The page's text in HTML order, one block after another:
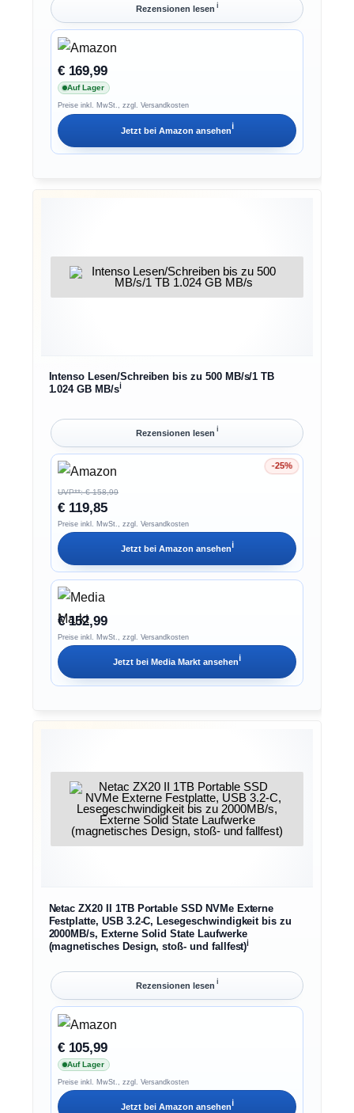
Rezensionen lesen ℹ︎
€ 169,99
Auf Lager
Preise inkl. MwSt., zzgl. Versandkosten
Jetzt bei Amazon ansehenℹ︎
Intenso Lesen/Schreiben bis zu 500 MB/s/1 TB
1.024 GB MB/sℹ︎
Rezensionen lesen ℹ︎
-25%
Ersparnis 25%
UVP**: € 158,99
€ 119,85
Preise inkl. MwSt., zzgl. Versandkosten
Jetzt bei Amazon ansehenℹ︎
€ 152,99
Preise inkl. MwSt., zzgl. Versandkosten
Jetzt bei Media Markt ansehenℹ︎
Netac ZX20 II 1TB Portable SSD NVMe Externe
Festplatte, USB 3.2-C, Lesegeschwindigkeit bis zu
2000MB/s, Externe Solid State Laufwerke
(magnetisches Design, stoß- und fallfest)ℹ︎
Rezensionen lesen ℹ︎
€ 105,99
Auf Lager
Preise inkl. MwSt., zzgl. Versandkosten
Jetzt bei Amazon ansehenℹ︎